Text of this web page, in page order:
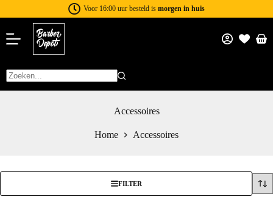
Voor 16:00 uur besteld is morgen in huis
Accessoires
Home Accessoires
FILTER